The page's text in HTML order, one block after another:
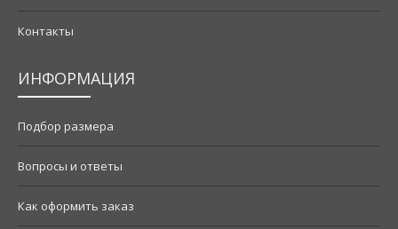
Контакты
ИНФОРМАЦИЯ
Подбор размера
Вопросы и ответы
Как оформить заказ